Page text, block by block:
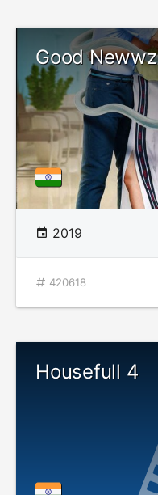
Good Newwz
2019
420618
Housefull 4